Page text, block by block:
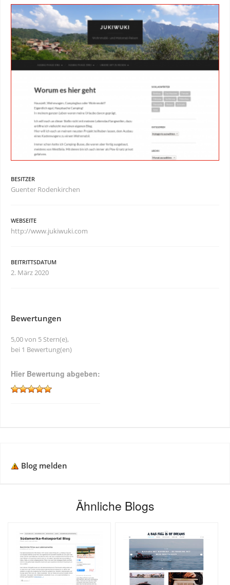
BESITZER
Guenter Rodenkirchen
WEBSEITE
http://www.jukiwuki.com
BEITRITTSDATUM
2. März 2020
Bewertungen
5,00 von 5 Stern(e),
bei 1 Bewertung(en)
Hier Bewertung abgeben:
Blog melden
Ähnliche Blogs